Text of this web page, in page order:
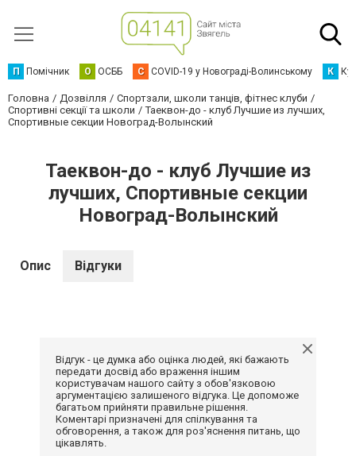
П Помічник О ОСББ C COVID-19 у Новограді-Волинському К
Головна Дозвілля
Спортзали, школи танців, фітнес клуби
Спортивні секції та школи
Таеквон-до - клуб Лучшие из лучших,
Спортивные секции Новоград-Волынский
Таеквон-до - клуб Лучшие из
лучших, Спортивные секции
Новоград-Волынский
Опис Відгуки
Відгук - це думка або оцінка людей, які бажають
передати досвід або враження іншим
користувачам нашого сайту з обов'язковою
аргументацією залишеного відгука. Це допоможе
багатьом прийняти правильне рішення.
Коментарі призначені для спілкування та
обговорення, а також для роз'яснення питань, що
цікавлять.